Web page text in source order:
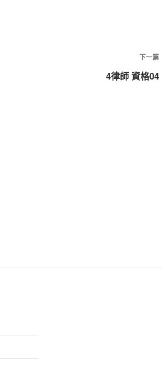
下
下一篇
4律師 資格04